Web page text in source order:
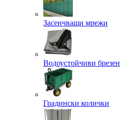
Засенчващи мрежи
Водоустойчиви
Градински колички